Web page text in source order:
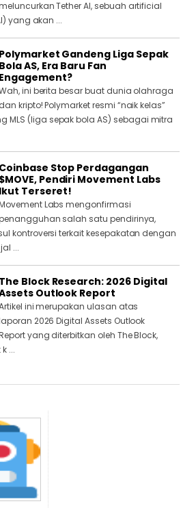
Tether AI, sebuah artificial
yang akan ...
Polymarket Gandeng Liga Sepak
Bola AS, Era Baru Fan
Engagement?
ini berita besar buat dunia olahraga
dan kripto! Polymarket resmi “naik kelas”
MLS (liga sepak bola AS) sebagai mitra
Coinbase Stop Perdagangan
$MOVE, Pendiri Movement Labs
Ikut Terseret!
Labs mengonfirmasi
salah satu pendirinya,
kontroversi terkait kesepakatan dengan
...
The Block Research: 2026 Digital
Outlook Report
ini merupakan ulasan atas
2026 Digital Assets Outlook
yang diterbitkan oleh The Block,
...